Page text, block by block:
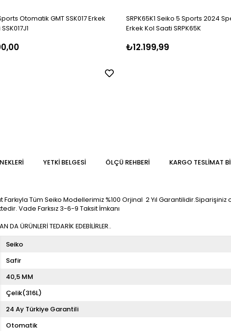
Otomatik GMT SSK017 Erkek
SRPK65K1 Seiko 5 Sports 2024
Erkek Kol Saati SRPK65K
₺12.199,99
YETKİ BELGESİ ÖLÇÜ REHBERI KARGO TESLIMAT
Farkıyla Tüm Seiko Modellerimiz %100 Orjinal 2 Yıl
Vade Farksız 3-6-9 Taksit İmkanı
DA ÜRÜNLERİ TEDARİK EDEBİLİRLER..
Seiko
Safir
40,5 MM
Çelik(316L)
24 Ay Türkiye Garantili
Otomatik